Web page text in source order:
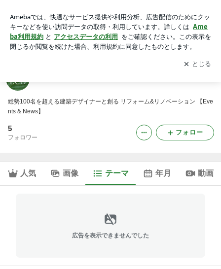
アプリをダウンロードして ブログの更新通知
を受け取りまし
ょう。
開く
総勢100名を超える建築デザイナーと創る リフォーム&リノベーション 【Eve
nts & News】
5
フォロワー
フォロー
人気 画像 テーマ 年月 動画
広告を表示できませんでした